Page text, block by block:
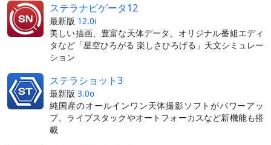
ステラナビゲータ12
最新版 12.0i
美しい描画、豊富な天体データ、オリジナル番組エディ
タなど「星空ひろがる 楽しさひろげる」天文シミュレー
ション
ステラショット3
最新版 3.0o
純国産のオールインワン天体撮影ソフトがパワーアッ
プ。ライブスタックやオートフォーカスなど新機能も搭
載